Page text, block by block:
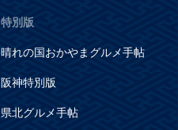
特別版
晴れの国おかやまグルメ手帖
阪神特別版
県北グルメ手帖